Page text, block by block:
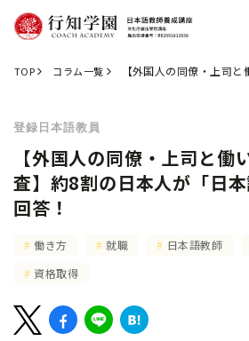
TOP コラム一覧 【外国人の同僚・上司
登録日本語教員
【外国人の同僚・上司と働
査】約8割の日本人が「日
回答！
働き方 就職 日本語教師
資格取得